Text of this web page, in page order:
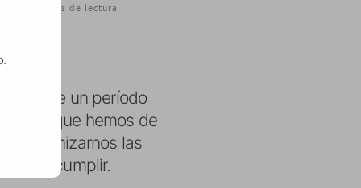
5 Minutos de lectura
de un período
los que hemos de
a organizarnos las
que cumplir.